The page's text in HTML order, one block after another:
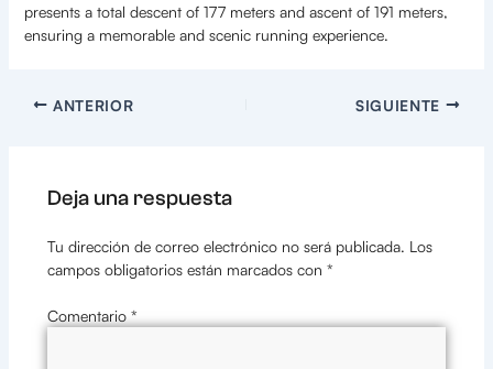
presents a total descent of 177 meters and ascent of 191 meters,
ensuring a memorable and scenic running experience.
ANTERIOR SIGUIENTE
Deja una respuesta
Tu dirección de correo electrónico no será publicada. Los
campos obligatorios están marcados con *
Comentario *